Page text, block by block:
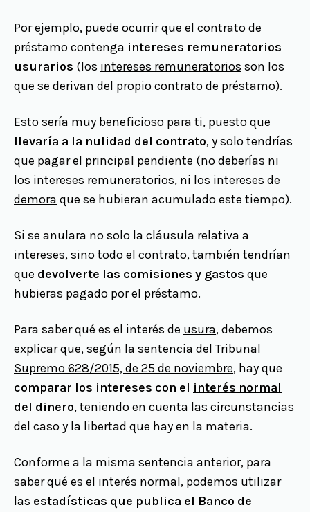
Por ejemplo, puede ocurrir que el contrato de
préstamo contenga intereses remuneratorios
usurarios (los intereses remuneratorios son los
que se derivan del propio contrato de préstamo).
Esto sería muy beneficioso para ti, puesto que
llevaría a la nulidad del contrato, y solo tendrías
que pagar el principal pendiente (no deberías ni
los intereses remuneratorios, ni los intereses de
demora que se hubieran acumulado este tiempo).
Si se anulara no solo la cláusula relativa a
intereses, sino todo el contrato, también tendrían
que devolverte las comisiones y gastos que
hubieras pagado por el préstamo.
Para saber qué es el interés de usura, debemos
explicar que, según la sentencia del Tribunal
Supremo 628/2015, de 25 de noviembre, hay que
comparar los intereses con el interés normal
del dinero, teniendo en cuenta las circunstancias
del caso y la libertad que hay en la materia.
Conforme a la misma sentencia anterior, para
saber qué es el interés normal, podemos utilizar
las estadísticas que publica el Banco de